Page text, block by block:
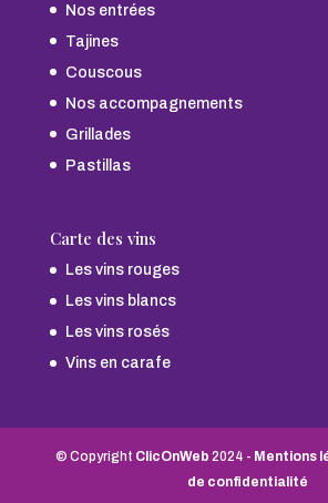
Nos entrées
Tajines
Couscous
Nos accompagnements
Grillades
Pastillas
Carte des vins
Les vins rouges
Les vins blancs
Les vins rosés
Vins en carafe
© Copyright ClicOnWeb 2024 - Mentions
de confidentialité